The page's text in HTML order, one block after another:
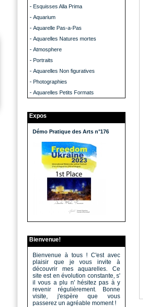
- Esquisses Alla Prima
- Aquarium
- Aquarelle Pas-a-Pas
- Aquarelles Natures mortes
- Atmosphere
- Portraits
- Aquarelles Non figuratives
- Photographies
- Aquarelles Petits Formats
Expos
Démo Pratique des Arts n°176
Bienvenue!
Bienvenue à tous ! C'est avec
plaisir que je vous invite à
découvrir mes aquarelles. Ce
site est en évolution constante, s'
il vous a plu n' hésitez pas à y
revenir régulièrement. Bonne
visite, j'espère que vous
passerez un agréable moment !